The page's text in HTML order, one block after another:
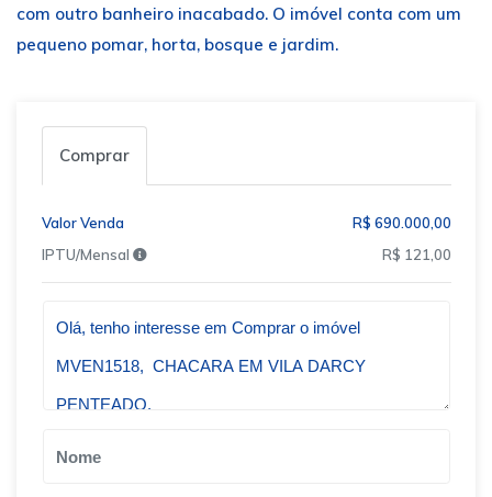
com outro banheiro inacabado. O imóvel conta com um
pequeno pomar, horta, bosque e jardim.
Comprar
Valor Venda
R$ 690.000,00
IPTU/Mensal
R$ 121,00